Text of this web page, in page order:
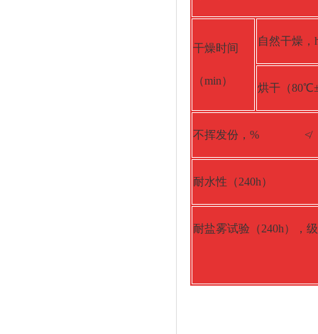
干燥时间
（min）
自然干燥
烘干（
不挥发份，% ≮
耐水性（240h）
耐盐雾试验（240h）